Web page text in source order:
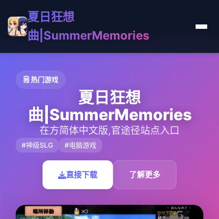
夏日狂想
曲|SummerMemories
🗒️ 热门游戏
夏日狂想
曲|SummerMemories
在方简体中文版,官途径站点入口
#神级SLG #电脑游戏
直接下载 了解更多